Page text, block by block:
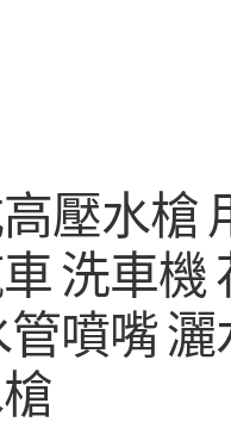
壓水槍
洗車機
噴嘴 灑